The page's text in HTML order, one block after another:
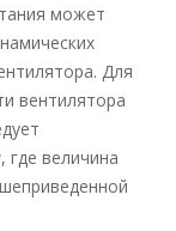
может
Для
вентилятора
величина